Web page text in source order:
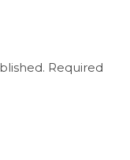
Required